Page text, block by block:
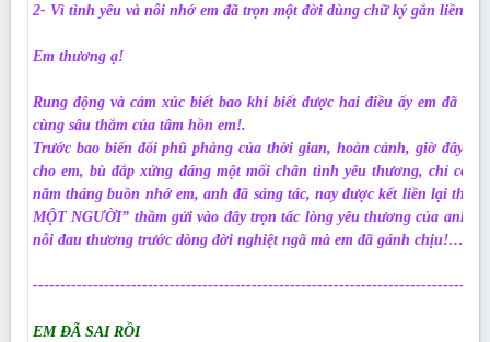
2- Vì tình yêu và nỗi nhớ em đã trọn một đời dùng chữ ký gắn liền
Em thương ạ!
Rung động và cảm xúc biết bao khi biết được hai điều ấy em đã
cùng sâu thẳm của tâm hồn em!.
Trước bao biến đổi phũ phàng của thời gian, hoàn cảnh, giờ đây
cho em, bù đắp xứng đáng một mối chân tình yêu thương, chỉ có
năm tháng buồn nhớ em, anh đã sáng tác, nay được kết liền lại
MỘT NGƯỜI” thầm gửi vào đây trọn tấc lòng yêu thương của anh
nỗi đau thương trước dòng đời nghiệt ngã mà em đã gánh chịu!…
EM ĐÃ SAI RỒI